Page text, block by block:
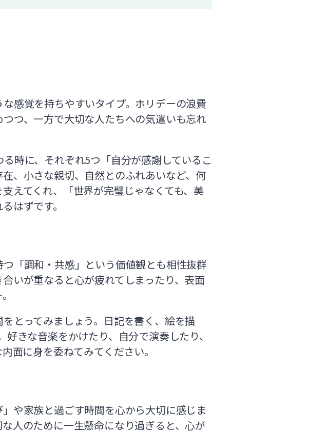
感覚を持ちやすいタイプ。ホリデーの浪費
つ、一方で大切な人たちへの気遣いも忘れ
時に、それぞれ5つ「自分が感謝しているこ
、小さな親切、自然とのふれあいなど、何
えてくれ、「世界が完璧じゃなくても、美
はずです。
つ「調和・共感」という価値観とも相性抜群
いが重なると心が疲れてしまったり、表面
とってみましょう。日記を書く、絵を描
きな音楽をかけたり、自分で演奏したり、
面に身を委ねてみてください。
や家族と過ごす時間を心から大切に感じま
人のために一生懸命になり過ぎると、心が